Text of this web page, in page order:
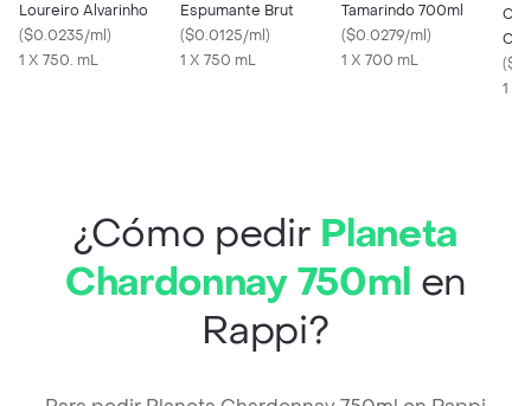
Loureiro Alvarinho
($0.0235/ml)
1 X 750. mL
Espumante Brut
($0.0125/ml)
1 X 750 mL
Tamarindo 700ml
($0.0279/ml)
1 X 700 mL
(
1 X
¿Cómo pedir Planeta
Chardonnay 750ml en
Rappi?